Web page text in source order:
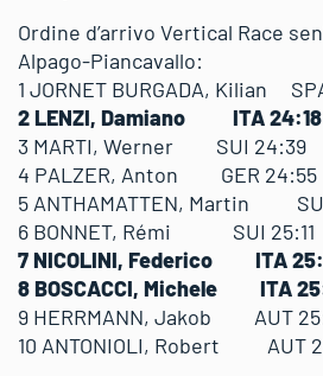
Ordine d’arrivo Vertical Race
Alpago-Piancavallo:
1 JORNET BURGADA, Kilian
2 LENZI, Damiano ITA 24:18
3 MARTI, Werner SUI 24:39
4 PALZER, Anton GER 24:55
5 ANTHAMATTEN, Martin
6 BONNET, Rémi SUI 25:11
7 NICOLINI, Federico ITA
8 BOSCACCI, Michele ITA
9 HERRMANN, Jakob AUT
10 ANTONIOLI, Robert AUT